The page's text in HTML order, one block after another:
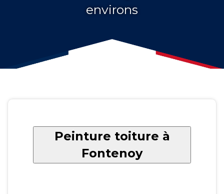
environs
Peinture toiture à
Fontenoy